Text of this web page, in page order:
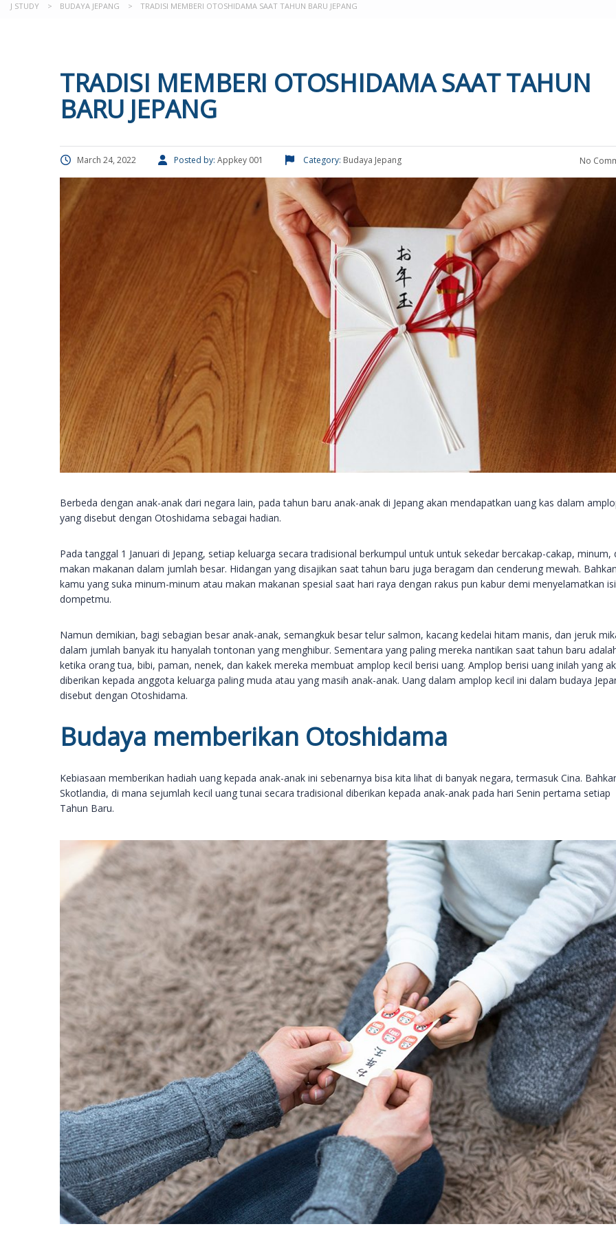
J STUDY > BUDAYA JEPANG > TRADISI MEMBERI OTOSHIDAMA SAAT TAHUN BARU JEPANG
TRADISI MEMBERI OTOSHIDAMA SAAT TAHUN
BARU JEPANG
March 24, 2022 Posted by: Appkey 001 Category: Budaya Jepang No
Berbeda dengan anak-anak dari negara lain, pada tahun baru anak-anak di Jepang akan mendapatkan uang kas dalam
yang disebut dengan Otoshidama sebagai hadian.
Pada tanggal 1 Januari di Jepang, setiap keluarga secara tradisional berkumpul untuk untuk sekedar bercakap-cakap, minum,
makan makanan dalam jumlah besar. Hidangan yang disajikan saat tahun baru juga beragam dan cenderung mewah.
kamu yang suka minum-minum atau makan makanan spesial saat hari raya dengan rakus pun kabur demi menyelamatkan isi
dompetmu.
Namun demikian, bagi sebagian besar anak-anak, semangkuk besar telur salmon, kacang kedelai hitam manis, dan jeruk
dalam jumlah banyak itu hanyalah tontonan yang menghibur. Sementara yang paling mereka nantikan saat tahun baru
ketika orang tua, bibi, paman, nenek, dan kakek mereka membuat amplop kecil berisi uang. Amplop berisi uang inilah yang
diberikan kepada anggota keluarga paling muda atau yang masih anak-anak. Uang dalam amplop kecil ini dalam budaya
disebut dengan Otoshidama.
Budaya memberikan Otoshidama
Kebiasaan memberikan hadiah uang kepada anak-anak ini sebenarnya bisa kita lihat di banyak negara, termasuk Cina.
Skotlandia, di mana sejumlah kecil uang tunai secara tradisional diberikan kepada anak-anak pada hari Senin pertama setiap
Tahun Baru.